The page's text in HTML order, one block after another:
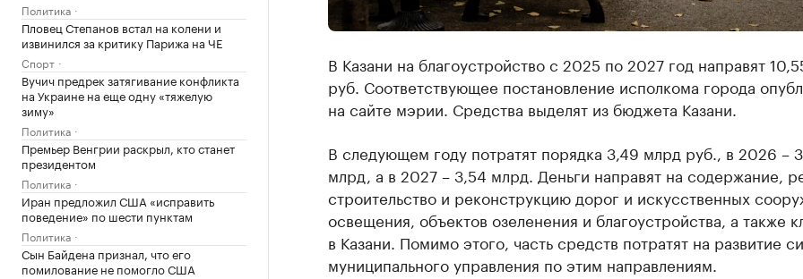
Политика
Пловец Степанов встал на колени и
извинился за критику Парижа на ЧЕ
Спорт
Вучич предрек затягивание конфликта
на Украине на еще одну «тяжелую
зиму»
Политика
Премьер Венгрии раскрыл, кто станет
президентом
Политика
Иран предложил США «исправить
поведение» по шести пунктам
Политика
Сын Байдена признал, что его
помилование не помогло США
В Казани на благоустройство с 2025 по 2027 год направят
руб. Соответствующее постановление исполкома города
на сайте мэрии. Средства выделят из бюджета Казани.
В следующем году потратят порядка 3,49 млрд руб., в 2026 –
млрд, а в 2027 – 3,54 млрд. Деньги направят на содержание,
строительство и реконструкцию дорог и искусственных
освещения, объектов озеленения и благоустройства, а также
в Казани. Помимо этого, часть средств потратят на развитие
муниципального управления по этим направлениям.